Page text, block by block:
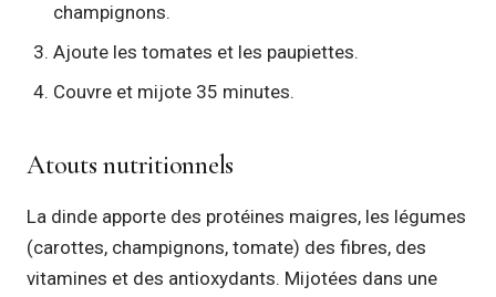
champignons.
Ajoute les tomates et les paupiettes.
Couvre et mijote 35 minutes.
Atouts nutritionnels
La dinde apporte des protéines maigres, les légumes
(carottes, champignons, tomate) des fibres, des
vitamines et des antioxydants. Mijotées dans une